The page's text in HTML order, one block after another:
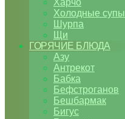
Харчо
Холодные супы
Шурпа
Щи
ГОРЯЧИЕ БЛЮДА
Азу
Антрекот
Бабка
Бефстроганов
Бешбармак
Бигус